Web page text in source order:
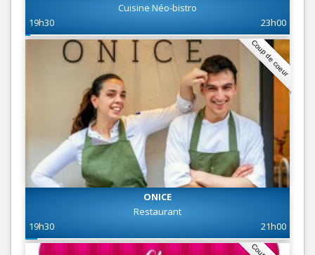
Cuisine Néo-bistro
19h30
23h00
Coup de coeur
ONICE
Restaurant
19h30
21h00